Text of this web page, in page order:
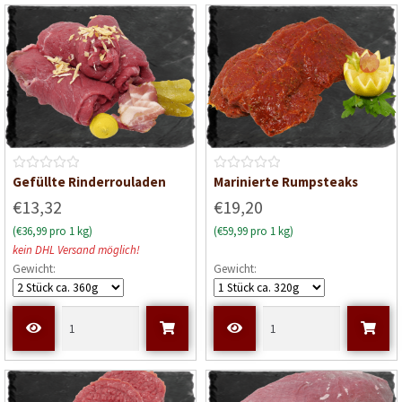
0
o
n
5
0
o
n
5
B
w
e
r
t
e
i
t
0
Gefüllte Rinderrouladen
€13,32
(€36,99 pro 1 kg)
kein DHL Versand möglich!
Gewicht:
B
w
e
t
e
i
t
0
Marinierte Rumpsteaks
€19,20
(€59,99 pro 1 kg)
Gewicht: